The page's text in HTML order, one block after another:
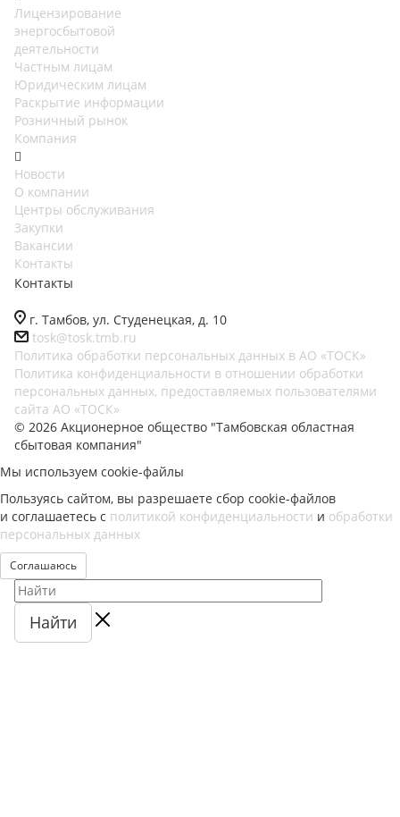
Лицензирование
энергосбытовой
деятельности
Частным лицам
Юридическим лицам
Раскрытие информации
Розничный рынок
Компания
Новости
О компании
Центры обслуживания
Закупки
Вакансии
Контакты
Контакты
г. Тамбов, ул. Студенецкая, д. 10
tosk@tosk.tmb.ru
Политика обработки персональных данных в АО «ТОСК»
Политика конфиденциальности в отношении обработки
персональных данных, предоставляемых пользователями
сайта АО «ТОСК»
© 2026 Акционерное общество "Тамбовская областная
сбытовая компания"
Мы используем cookie-файлы
Пользуясь сайтом, вы разрешаете сбор cookie-файлов
и соглашаетесь с политикой конфиденциальности и обработки
персональных данных
Соглашаюсь
Найти